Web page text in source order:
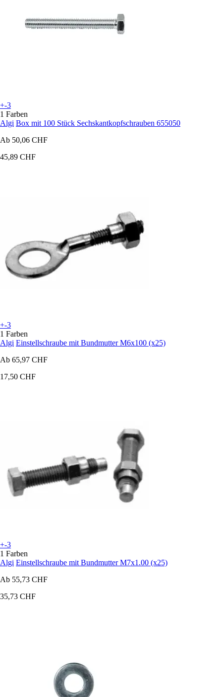
+-3
1 Farben
Algi Box mit 100 Stück Sechskantkopfschrauben 655050
Ab 50,06 CHF
45,89 CHF
+-3
1 Farben
Algi Einstellschraube mit Bundmutter M6x100 (x25)
Ab 65,97 CHF
17,50 CHF
+-3
1 Farben
Algi Einstellschraube mit Bundmutter M7x1.00 (x25)
Ab 55,73 CHF
35,73 CHF